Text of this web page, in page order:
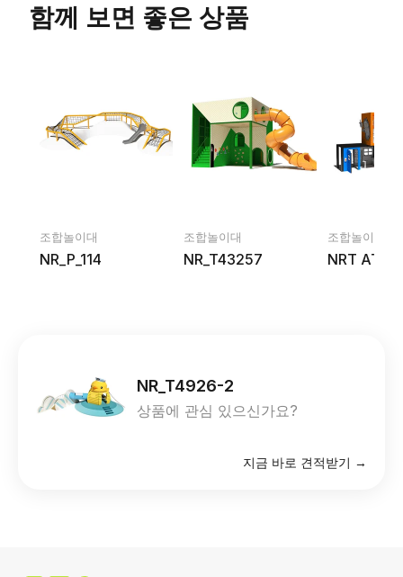
함께 보면 좋은 상품
조합놀이대
NR_P_114
조합놀이대
NR_T43257
조합놀이대
NRT
NR_T4926-2
상품에 관심 있으신가요?
지금 바로 견적받기 →